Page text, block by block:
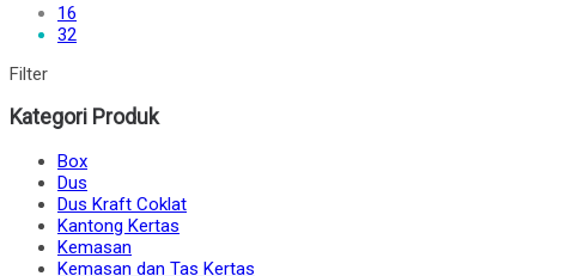
16
32
Filter
Kategori Produk
Box
Dus
Dus Kraft Coklat
Kantong Kertas
Kemasan
Kemasan dan Tas Kertas